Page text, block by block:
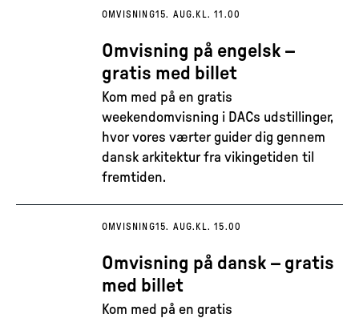
OMVISNING15. AUG. KL. 11.00
Omvisning på engelsk –
gratis med billet
Kom med på en gratis
weekendomvisning i DACs udstillinger,
hvor vores værter guider dig gennem
dansk arkitektur fra vikingetiden til
fremtiden.
OMVISNING15. AUG. KL. 15.00
Omvisning på dansk – gratis
med billet
Kom med på en gratis